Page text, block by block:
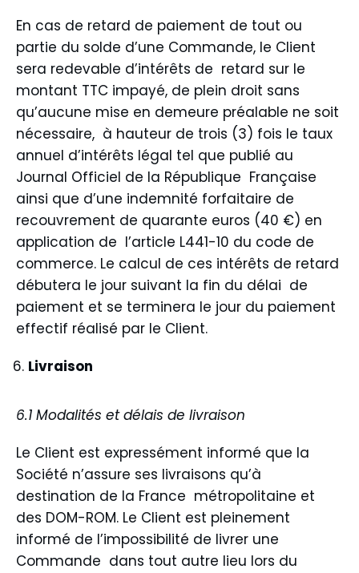
En cas de retard de paiement de tout ou
partie du solde d’une Commande, le Client
sera redevable d’intérêts de retard sur le
montant TTC impayé, de plein droit sans
qu’aucune mise en demeure préalable ne soit
nécessaire, à hauteur de trois (3) fois le taux
annuel d’intérêts légal tel que publié au
Journal Officiel de la République Française
ainsi que d’une indemnité forfaitaire de
recouvrement de quarante euros (40 €) en
application de l’article L441-10 du code de
commerce. Le calcul de ces intérêts de retard
débutera le jour suivant la fin du délai de
paiement et se terminera le jour du paiement
effectif réalisé par le Client.
Livraison
6.1 Modalités et délais de livraison
Le Client est expressément informé que la
Société n’assure ses livraisons qu’à
destination de la France métropolitaine et
des DOM-ROM. Le Client est pleinement
informé de l’impossibilité de livrer une
Commande dans tout autre lieu lors du